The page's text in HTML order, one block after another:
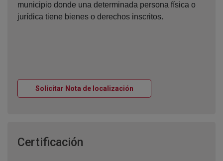
municipio donde una determinada persona física o
jurídica tiene bienes o derechos inscritos.
Solicitar Nota de localización
Certificación